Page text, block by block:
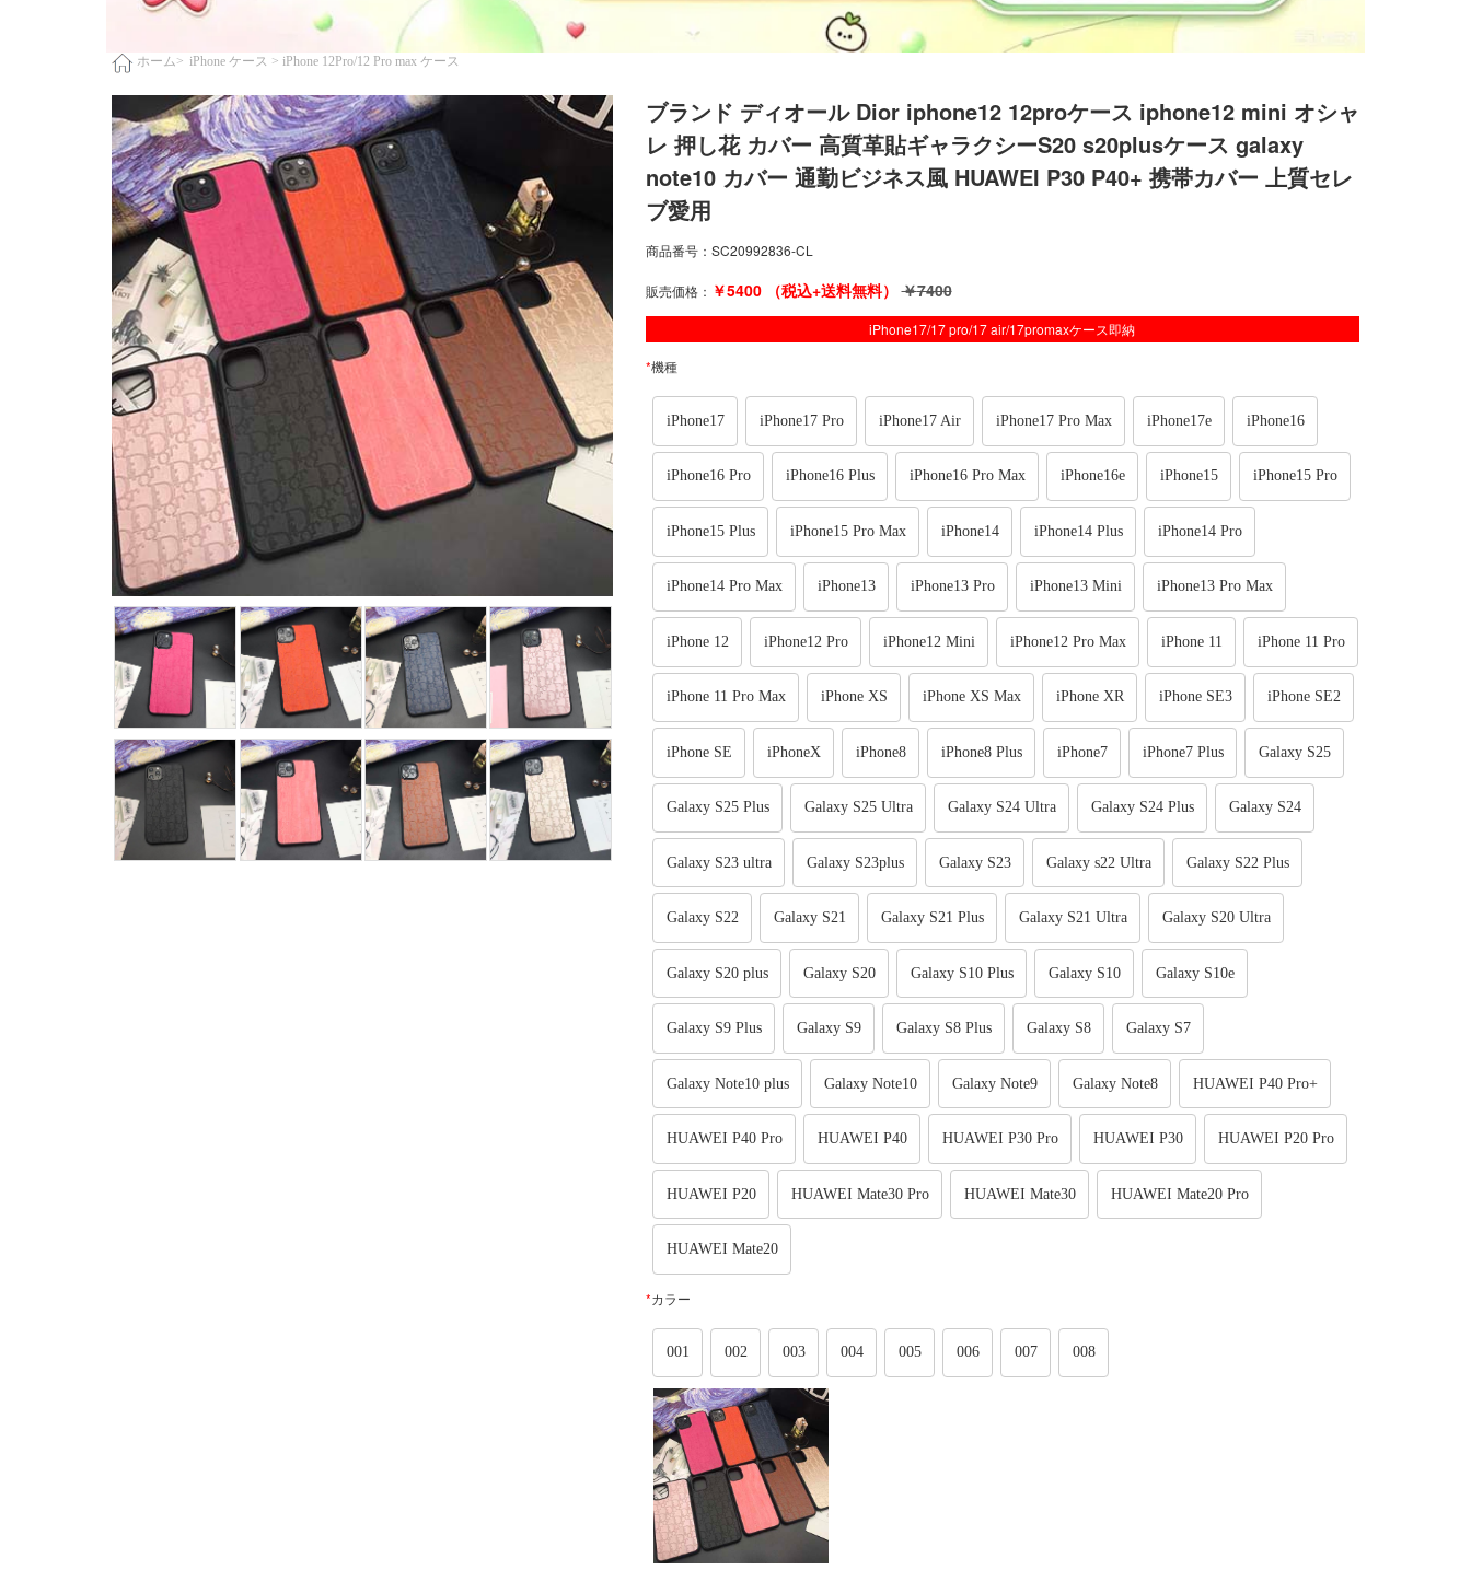
ホーム> iPhone ケース > iPhone 12Pro/12 Pro max ケース
ブランド ディオール Dior iphone12 12proケース iphone12 mini オシャ
レ 押し花 カバー 高質革貼ギャラクシーS20 s20plusケース galaxy
note10 カバー 通勤ビジネス風 HUAWEI P30 P40+ 携帯カバー 上質セレ
ブ愛用
商品番号： SC20992836-CL
販売価格： ￥5400（税込+送料無料）￥7400
iPhone17/17 pro/17 air/17promaxケース即納
*機種
iPhone17 iPhone17 Pro iPhone17 Air iPhone17 Pro Max iPhone17e iPhone16
iPhone16 Pro iPhone16 Plus iPhone16 Pro Max iPhone16e iPhone15 iPhone15 Pro
iPhone15 Plus iPhone15 Pro Max iPhone14 iPhone14 Plus iPhone14 Pro
iPhone14 Pro Max iPhone13 iPhone13 Pro iPhone13 Mini iPhone13 Pro Max
iPhone 12 iPhone12 Pro iPhone12 Mini iPhone12 Pro Max iPhone 11 iPhone 11 Pro
iPhone 11 Pro Max iPhone XS iPhone XS Max iPhone XR iPhone SE3 iPhone SE2
iPhone SE iPhoneX iPhone8 iPhone8 Plus iPhone7 iPhone7 Plus Galaxy S25
Galaxy S25 Plus Galaxy S25 Ultra Galaxy S24 Ultra Galaxy S24 Plus Galaxy S24
Galaxy S23 ultra Galaxy S23plus Galaxy S23 Galaxy s22 Ultra Galaxy S22 Plus
Galaxy S22 Galaxy S21 Galaxy S21 Plus Galaxy S21 Ultra Galaxy S20 Ultra
Galaxy S20 plus Galaxy S20 Galaxy S10 Plus Galaxy S10 Galaxy S10e
Galaxy S9 Plus Galaxy S9 Galaxy S8 Plus Galaxy S8 Galaxy S7
Galaxy Note10 plus Galaxy Note10 Galaxy Note9 Galaxy Note8 HUAWEI P40 Pro+
HUAWEI P40 Pro HUAWEI P40 HUAWEI P30 Pro HUAWEI P30 HUAWEI P20 Pro
HUAWEI P20 HUAWEI Mate30 Pro HUAWEI Mate30 HUAWEI Mate20 Pro
HUAWEI Mate20
*カラー
001 002 003 004 005 006 007 008